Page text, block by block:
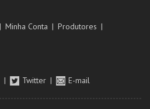
Minha Conta
Produtores
Twitter E-mail